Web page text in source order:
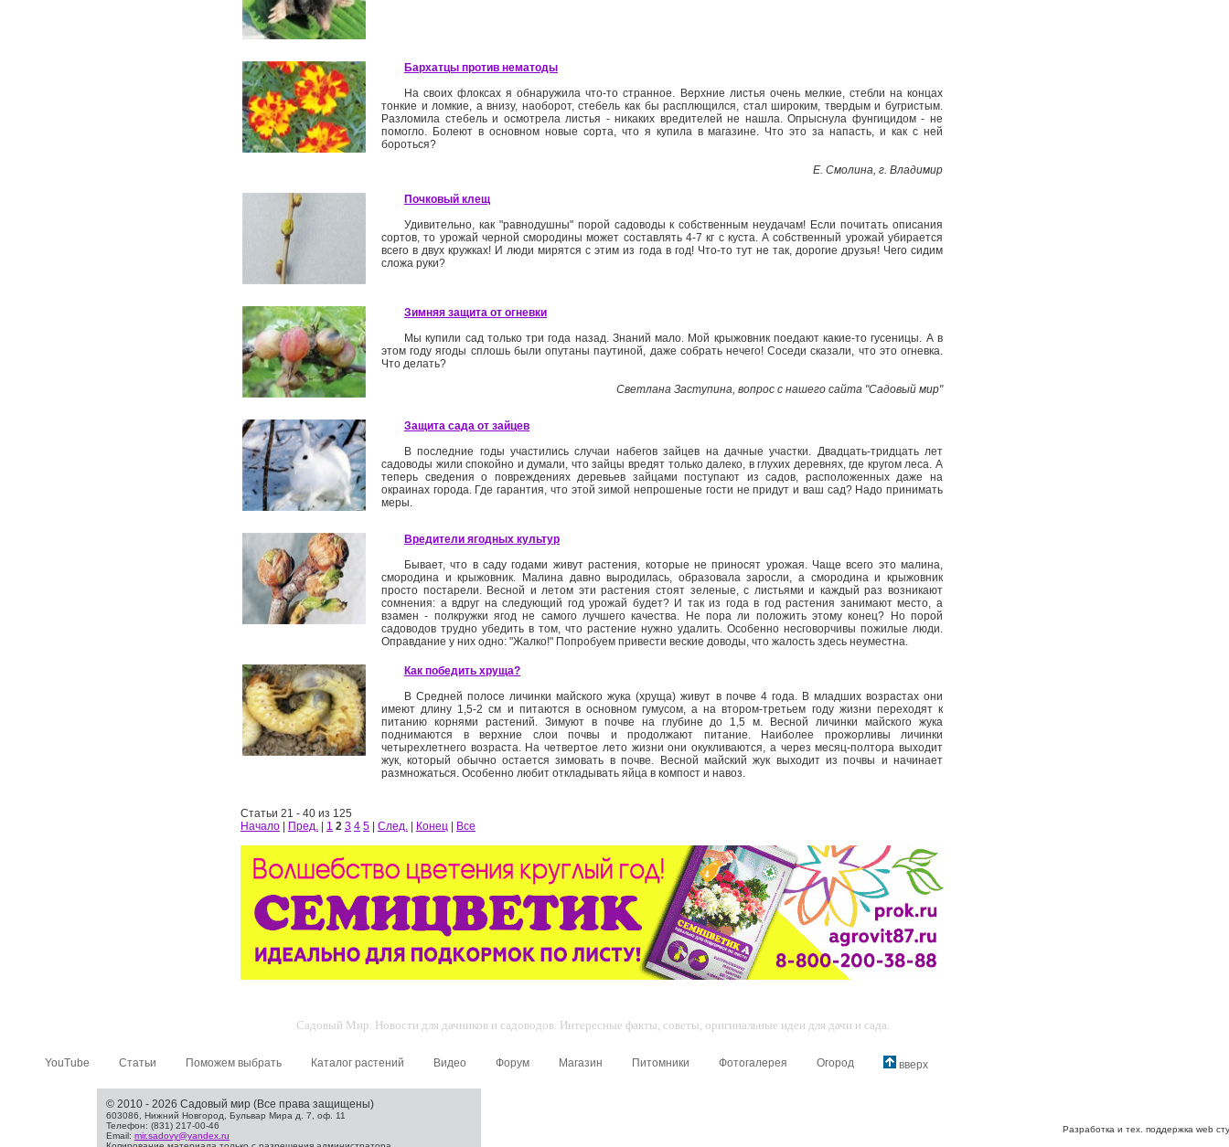
Бархатцы против нематоды
На своих флоксах я обнаружила что-то странное. Верхние листья очень мелкие, стебли на концах
тонкие и ломкие, а внизу, наоборот, стебель как бы расплющился, стал широким, твердым и бугристым.
Разломила стебель и осмотрела листья - никаких вредителей не нашла. Опрыснула фунгицидом - не
помогло. Болеют в основном новые сорта, что я купила в магазине. Что это за напасть, и как с ней
бороться?
Е. Смолина, г. Владимир
Почковый клещ
Удивительно, как "равнодушны" порой садоводы к собственным неудачам! Если почитать описания
сортов, то урожай черной смородины может составлять 4-7 кг с куста. А собственный урожай убирается
всего в двух кружках! И люди мирятся с этим из года в год! Что-то тут не так, дорогие друзья! Чего сидим
сложа руки?
Зимняя защита от огневки
Мы купили сад только три года назад. Знаний мало. Мой крыжовник поедают какие-то гусеницы. А в
этом году ягоды сплошь были опутаны паутиной, даже собрать нечего! Соседи сказали, что это огневка.
Что делать?
Светлана Заступина, вопрос с нашего сайта "Садовый мир"
Защита сада от зайцев
В последние годы участились случаи набегов зайцев на дачные участки. Двадцать-тридцать лет
садоводы жили спокойно и думали, что зайцы вредят только далеко, в глухих деревнях, где кругом леса. А
теперь сведения о повреждениях деревьев зайцами поступают из садов, расположенных даже на
окраинах города. Где гарантия, что этой зимой непрошеные гости не придут и ваш сад? Надо принимать
меры.
Вредители ягодных культур
Бывает, что в саду годами живут растения, которые не приносят урожая. Чаще всего это малина,
смородина и крыжовник. Малина давно выродилась, образовала заросли, а смородина и крыжовник
просто постарели. Весной и летом эти растения стоят зеленые, с листьями и каждый раз возникают
сомнения: а вдруг на следующий год урожай будет? И так из года в год растения занимают место, а
взамен - полкружки ягод не самого лучшего качества. Не пора ли положить этому конец? Но порой
садоводов трудно убедить в том, что растение нужно удалить. Особенно несговорчивы пожилые люди.
Оправдание у них одно: "Жалко!" Попробуем привести веские доводы, что жалость здесь неуместна.
Как победить хруща?
В Средней полосе личинки майского жука (хруща) живут в почве 4 года. В младших возрастах они
имеют длину 1,5-2 см и питаются в основном гумусом, а на втором-третьем году жизни переходят к
питанию корнями растений. Зимуют в почве на глубине до 1,5 м. Весной личинки майского жука
поднимаются в верхние слои почвы и продолжают питание. Наиболее прожорливы личинки
четырехлетнего возраста. На четвертое лето жизни они окукливаются, а через месяц-полтора выходит
жук, который обычно остается зимовать в почве. Весной майский жук выходит из почвы и начинает
размножаться. Особенно любит откладывать яйца в компост и навоз.
Статьи 21 - 40 из 125
Начало
Пред. 1 2 3 4 5 След. Конец Все
Садовый Мир. Новости для дачников и садоводов. Интересные факты, советы, оригинальные идеи для дачи и сада.
YouTube Статьи Поможем выбрать Каталог растений Видео Форум Магазин Питомники Фотогалерея Огород вверх
© 2010 - 2026 Садовый мир (Все права защищены)
603086, Нижний Новгород, Бульвар Мира д. 7, оф. 11
Телефон: (831) 217-00-46
Email: mir.sadovy@yandex.ru
Разработка и тех. поддержка web